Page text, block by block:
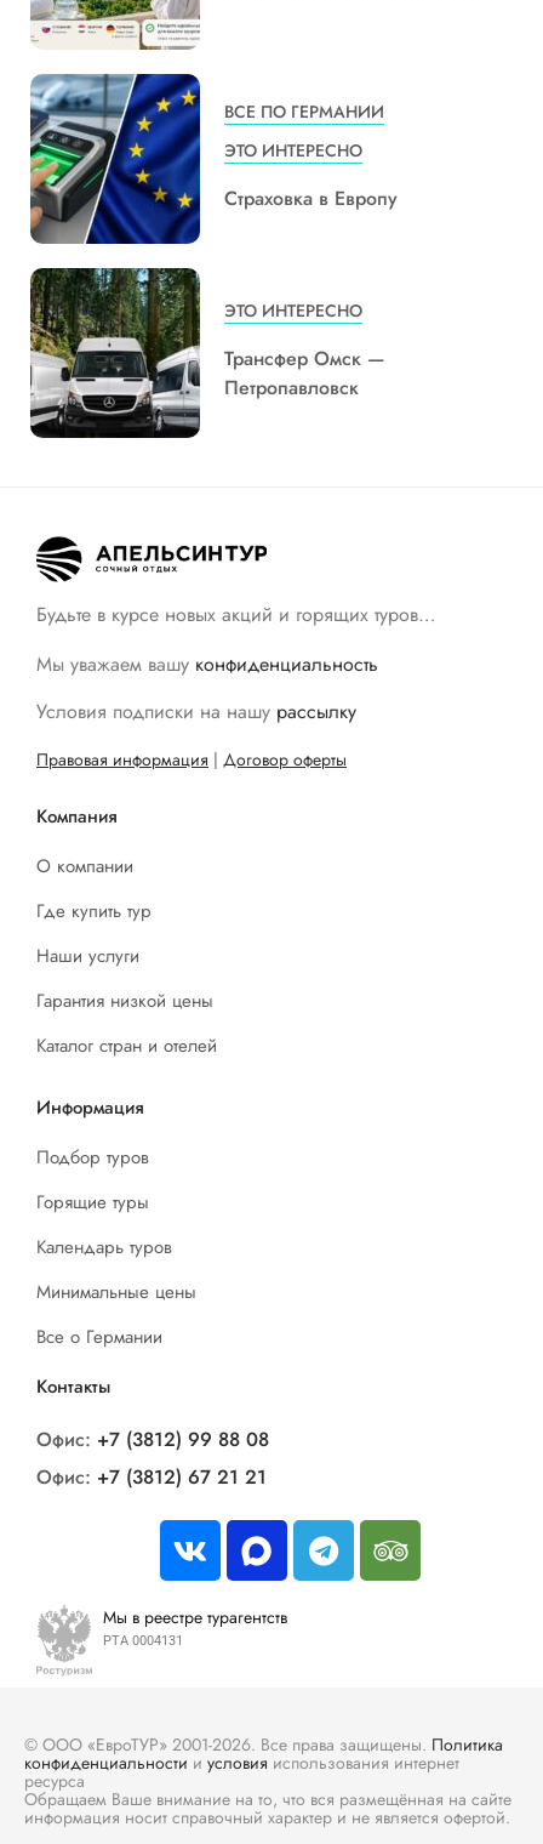
ВСЕ ПО ГЕРМАНИИ
ЭТО ИНТЕРЕСНО
Страховка в Европу
ЭТО ИНТЕРЕСНО
Трансфер Омск —
Петропавловск
Будьте в курсе новых акций и горящих туров…
Мы уважаем вашу конфиденциальность
Условия подписки на нашу рассылку
Правовая информация | Договор оферты
Компания
О компании
Где купить тур
Наши услуги
Гарантия низкой цены
Каталог стран и отелей
Информация
Подбор туров
Горящие туры
Календарь туров
Минимальные цены
Все о Германии
Контакты
Офис: +7 (3812) 99 88 08
Офис: +7 (3812) 67 21 21
Мы в реестре турагентств
РТА 0004131
© ООО «ЕвроТУР» 2001-2026. Все права защищены. Политика
конфиденциальности и условия использования интернет
ресурса
Обращаем Ваше внимание на то, что вся размещённая на сайте
информация носит справочный характер и не является офертой.